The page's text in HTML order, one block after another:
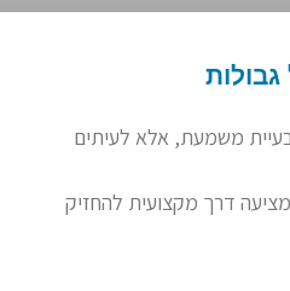
משמעת, אלא לעיתים
דרך מקצועית להחזיק